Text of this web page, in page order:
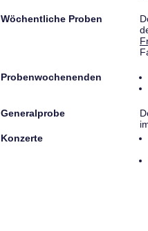
Wöchentliche Proben
Probenwochenenden
Generalprobe
Konzerte